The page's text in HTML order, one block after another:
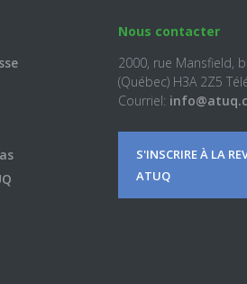
Nous contacter
2000, rue Mansfield,
(Québec) H3A 2Z5
Courriel:
S'INSCRIRE À LA
ATUQ